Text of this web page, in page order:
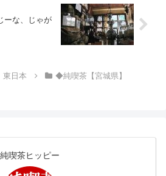
ーな、じゃが
日本 ◆純喫茶【宮城県】
純喫茶ヒッピー